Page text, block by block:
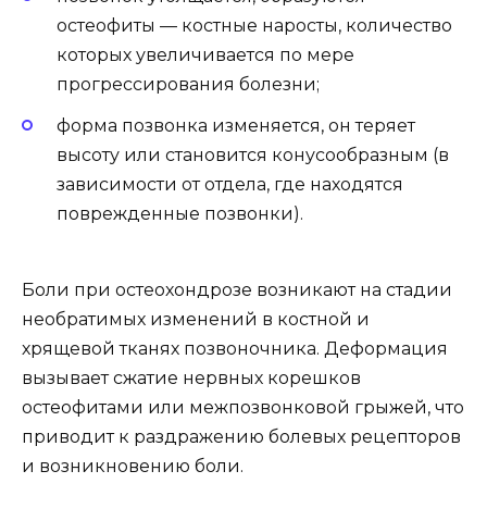
остеофиты — костные наросты, количество
которых увеличивается по мере
прогрессирования болезни;
форма позвонка изменяется, он теряет
высоту или становится конусообразным (в
зависимости от отдела, где находятся
поврежденные позвонки).
Боли при остеохондрозе возникают на стадии
необратимых изменений в костной и
хрящевой тканях позвоночника. Деформация
вызывает сжатие нервных корешков
остеофитами или межпозвонковой грыжей, что
приводит к раздражению болевых рецепторов
и возникновению боли.